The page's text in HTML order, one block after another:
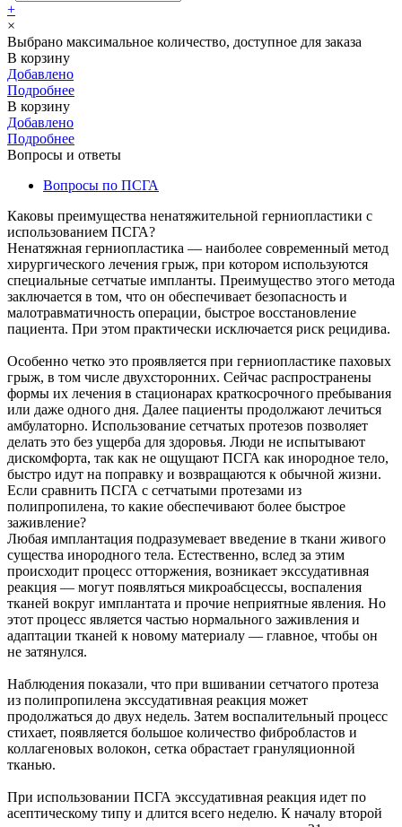
+
×
Выбрано максимальное количество, доступное для заказа
В корзину
Добавлено
Подробнее
В корзину
Добавлено
Подробнее
Вопросы и ответы
Вопросы по ПСГА
Каковы преимущества ненатяжительной герниопластики с
использованием ПСГА?
Ненатяжная герниопластика — наиболее современный метод
хирургического лечения грыж, при котором используются
специальные сетчатые импланты. Преимущество этого метода
заключается в том, что он обеспечивает безопасность и
малотравматичность операции, быстрое восстановление
пациента. При этом практически исключается риск рецидива.
Особенно четко это проявляется при герниопластике паховых
грыж, в том числе двухсторонних. Сейчас распространены
формы их лечения в стационарах краткосрочного пребывания
или даже одного дня. Далее пациенты продолжают лечиться
амбулаторно. Использование сетчатых протезов позволяет
делать это без ущерба для здоровья. Люди не испытывают
дискомфорта, так как не ощущают ПСГА как инородное тело,
быстро идут на поправку и возвращаются к обычной жизни.
Если сравнить ПСГА с сетчатыми протезами из
полипропилена, то какие обеспечивают более быстрое
заживление?
Любая имплантация подразумевает введение в ткани живого
существа инородного тела. Естественно, вслед за этим
происходит процесс отторжения, возникает экссудативная
реакция — могут появляться микроабсцессы, воспаления
тканей вокруг имплантата и прочие неприятные явления. Но
этот процесс является частью нормального заживления и
адаптации тканей к новому материалу — главное, чтобы он
не затянулся.
Наблюдения показали, что при вшивании сетчатого протеза
из полипропилена экссудативная реакция может
продолжаться до двух недель. Затем воспалительный процесс
стихает, появляется большое количество фибробластов и
коллагеновых волокон, сетка обрастает грануляционной
тканью.
При использовании ПСГА экссудативная реакция идет по
асептическому типу и длится всего неделю. К началу второй